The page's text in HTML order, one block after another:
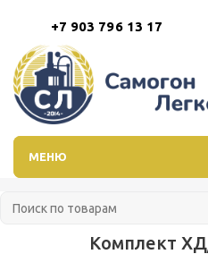
+7 903 796 13 17
МЕНЮ
Комплект